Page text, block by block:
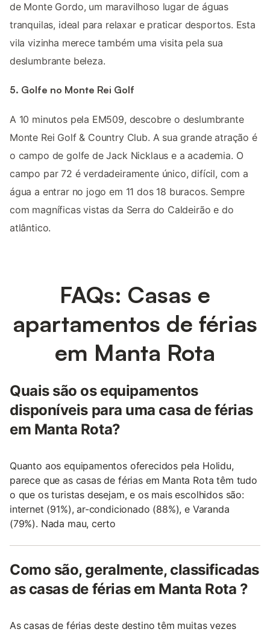
de Monte Gordo, um maravilhoso lugar de águas
tranquilas, ideal para relaxar e praticar desportos. Esta
vila vizinha merece também uma visita pela sua
deslumbrante beleza.
5. Golfe no Monte Rei Golf
A 10 minutos pela EM509, descobre o deslumbrante
Monte Rei Golf & Country Club. A sua grande atração é
o campo de golfe de Jack Nicklaus e a academia. O
campo par 72 é verdadeiramente único, difícil, com a
água a entrar no jogo em 11 dos 18 buracos. Sempre
com magníficas vistas da Serra do Caldeirão e do
atlântico.
FAQs: Casas e
apartamentos de férias
em Manta Rota
Quais são os equipamentos
disponíveis para uma casa de férias
em Manta Rota?
Quanto aos equipamentos oferecidos pela Holidu,
parece que as casas de férias em Manta Rota têm tudo
o que os turistas desejam, e os mais escolhidos são:
internet (91%), ar-condicionado (88%), e Varanda
(79%). Nada mau, certo
Como são, geralmente, classificadas
as casas de férias em Manta Rota ?
As casas de férias deste destino têm muitas vezes